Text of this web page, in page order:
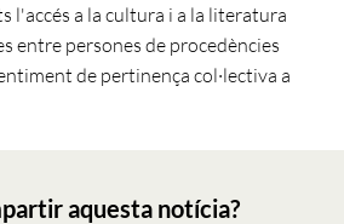
l'accés a la cultura i a la literatura
entre persones de procedències
de pertinença col·lectiva a
aquesta notícia?